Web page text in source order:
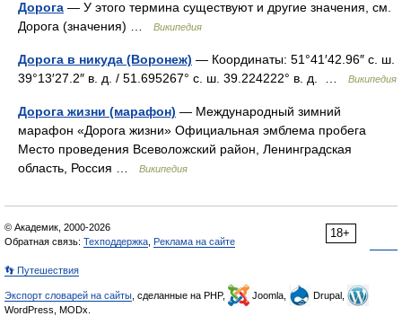
Дорога — У этого термина существуют и другие значения, см.
Дорога (значения) …
Википедия
Дорога в никуда (Воронеж) — Координаты: 51°41′42.96″ с. ш.
39°13′27.2″ в. д. / 51.695267° с. ш. 39.224222° в. д. …
Википедия
Дорога жизни (марафон) — Международный зимний
марафон «Дорога жизни» Официальная эмблема пробега
Место проведения Всеволожский район, Ленинградская
область, Россия …
Википедия
18+
© Академик, 2000-2026
Обратная связь: Техподдержка Реклама на сайте
👣 Путешествия
Экспорт словарей на сайты , сделанные на PHP, Joomla,
Drupal,
WordPress, MODx.